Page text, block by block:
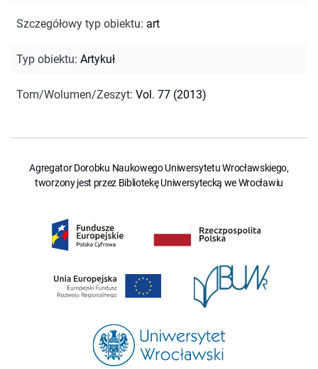
Szczegółowy typ obiektu: art
Typ obiektu: Artykuł
Tom/Wolumen/Zeszyt: Vol. 77 (2013)
Agregator Dorobku Naukowego Uniwersytetu Wrocławskiego,
tworzony jest przez Bibliotekę Uniwersytecką we Wrocławiu